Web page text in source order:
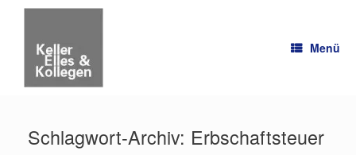
Menü
Schlagwort-Archiv: Erbschaftsteuer